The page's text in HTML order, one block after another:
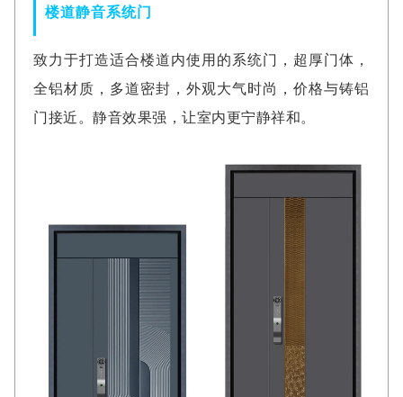
楼道静音系统门
致力于打造适合楼道内使用的系统门，超厚门体，
全铝材质，多道密封，外观大气时尚，价格与铸铝
门接近。静音效果强，让室内更宁静祥和。